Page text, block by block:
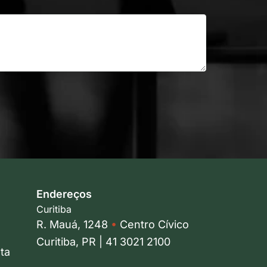
Endereços
Curitiba
R. Mauá, 1248 • Centro Cívico
Curitiba, PR | 41 3021 2100